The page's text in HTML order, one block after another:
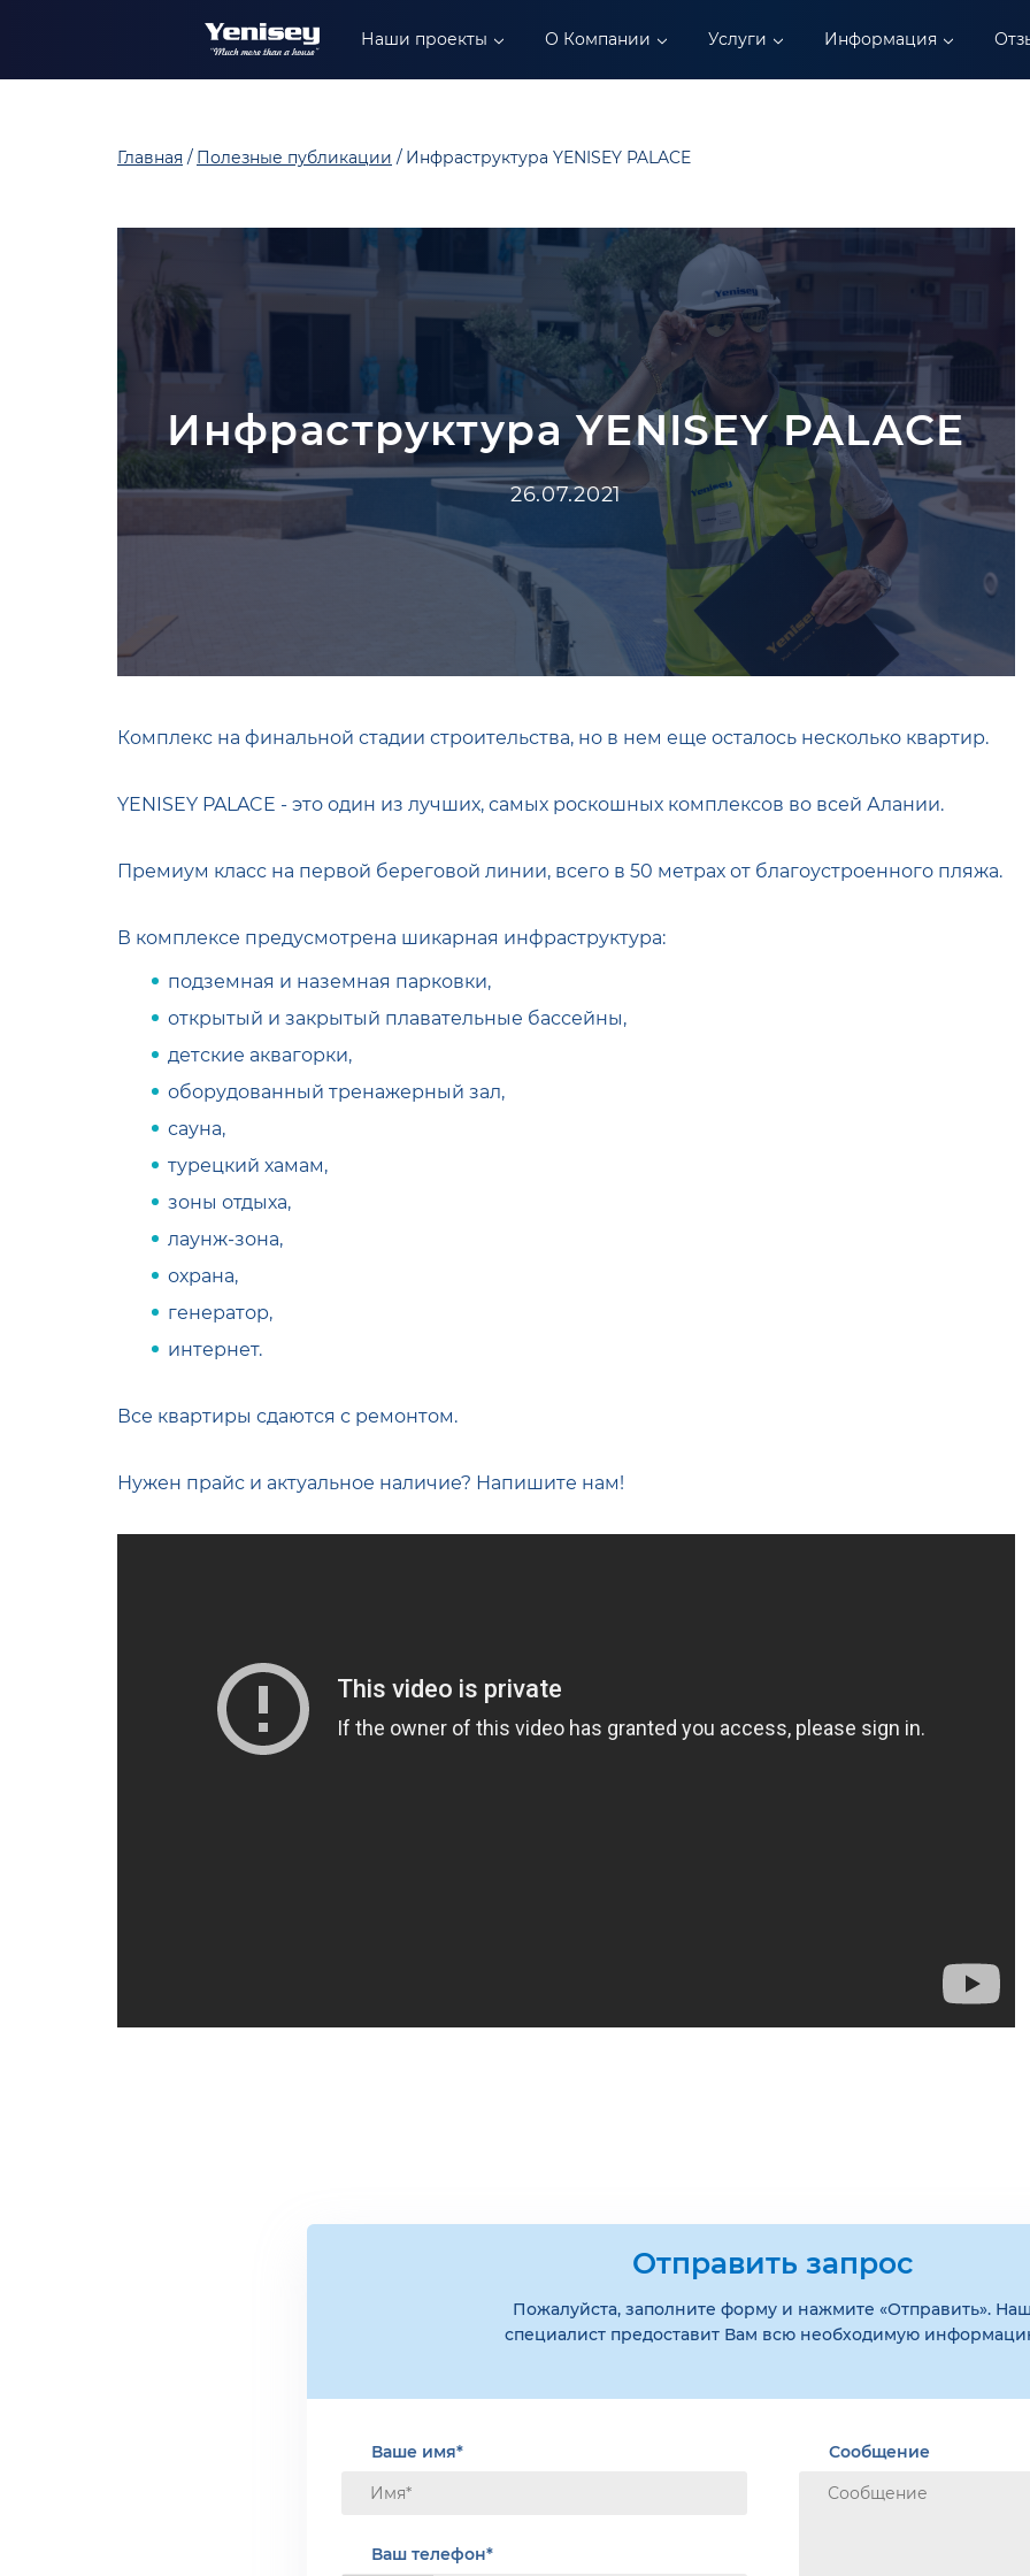
+90 549 402 88 89
Наши проекты О Компании Услуги Информация
Главная Полезные публикации Инфраструктура YENISEY PALACE
Инфраструктура YENISEY PALACE
26.07.2021
Комплекс на финальной стадии строительства, но в нем еще осталось несколько квартир.
YENISEY PALACE - это один из лучших, самых роскошных комплексов во всей Алании.
Премиум класс на первой береговой линии, всего в 50 метрах от благоустроенного пляжа.
В комплексе предусмотрена шикарная инфраструктура:
подземная и наземная парковки,
открытый и закрытый плавательные бассейны,
детские аквагорки,
оборудованный тренажерный зал,
сауна,
турецкий хамам,
зоны отдыха,
лаунж-зона,
охрана,
генератор,
интернет.
Все квартиры сдаются с ремонтом.
Нужен прайс и актуальное наличие? Напишите нам!
Отправить запрос
Пожалуйста, заполните форму и нажмите «Отправить».
специалист предоставит Вам всю необходимую
Ваше имя*
Ваш телефон*
Сообщение